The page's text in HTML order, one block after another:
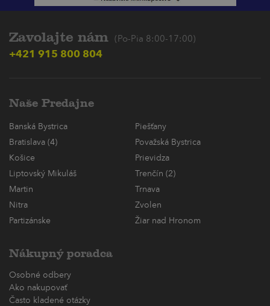
Zavolajte nám (Po-Pia 8:00-17:00)
+421 915 800 804
Naše Predajne
Banská Bystrica
Piešťany
Bratislava (4)
Považská Bystrica
Košice
Prievidza
Liptovský Mikuláš
Trenčín (2)
Martin
Trnava
Nitra
Zvolen
Partizánske
Žiar nad Hronom
Nákupný poradca
Osobné odbery
Ako nakupovať
Často kladené otázky